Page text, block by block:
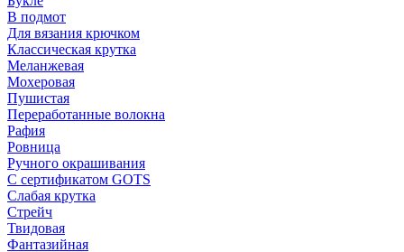
В подмот
Для вязания крючком
Классическая крутка
Меланжевая
Мохеровая
Пушистая
Переработанные волокна
Рафия
Ровница
Ручного окрашивания
С сертификатом GOTS
Слабая крутка
Стрейч
Твидовая
Фантазийная